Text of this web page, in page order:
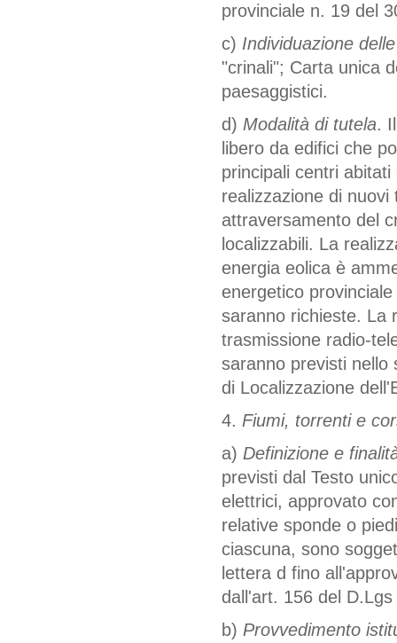
provinciale n. 19 del
c) Individuazione
"crinali"; Carta unica
paesaggistici.
d) Modalità di tutela.
libero da edifici che
principali centri
realizzazione di
attraversamento del
localizzabili. La
energia eolica è
energetico
saranno richieste. La
trasmissione radio-
saranno previsti nello
di Localizzazione
4. Fiumi, torrenti e
a) Definizione e
previsti dal Testo
elettrici, approvato
relative sponde o
ciascuna, sono
lettera d fino
dall'art. 156 del
b) Provvedimento